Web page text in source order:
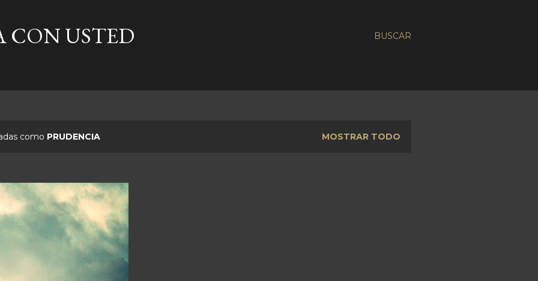
BUSCAR
CON USTED
como PRUDENCIA MOSTRAR TODO